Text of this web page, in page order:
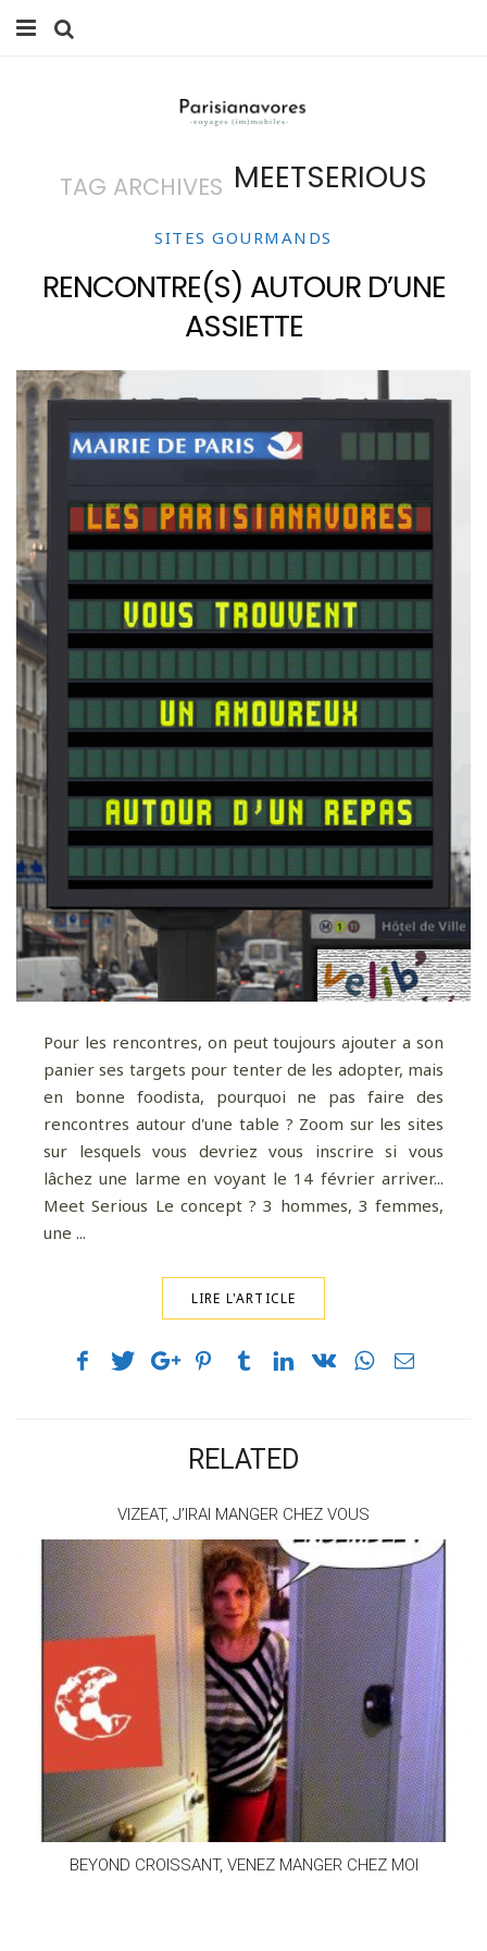
FAMILLE
VOYAGES
WEEK-ENDS
BALADES À PARIS
LIFESTYLE
0 ITEMS -0,00€
TAG ARCHIVES MEETSERIOUS
SITES GOURMANDS
RENCONTRE(S) AUTOUR D’UNE
ASSIETTE
Pour les rencontres, on peut toujours ajouter a son
panier ses targets pour tenter de les adopter, mais
en bonne foodista, pourquoi ne pas faire des
rencontres autour d'une table ? Zoom sur les sites
sur lesquels vous devriez vous inscrire si vous
lâchez une larme en voyant le 14 février arriver...
Meet Serious Le concept ? 3 hommes, 3 femmes,
une ...
LIRE L'ARTICLE
RELATED
VIZEAT, J’IRAI MANGER CHEZ VOUS
BEYOND CROISSANT, VENEZ MANGER CHEZ MOI